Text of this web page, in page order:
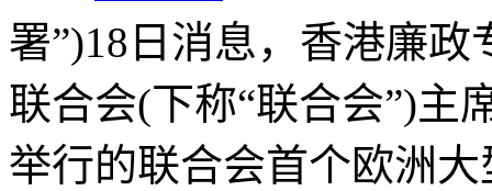
署”)18日消息，香港廉
联合会(下称“联合会”)主
举行的联合会首个欧洲